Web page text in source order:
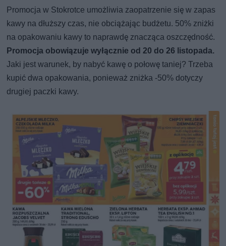
Promocja w Stokrotce umożliwia zaopatrzenie się w zapas
kawy na dłuższy czas, nie obciążając budżetu. 50% zniżki
na opakowaniu kawy to naprawdę znacząca oszczędność.
Promocja obowiązuje wyłącznie od 20 do 26 listopada.
Jaki jest warunek, by nabyć kawę o połowę taniej? Trzeba
kupić dwa opakowania, ponieważ zniżka -50% dotyczy
drugiej paczki kawy.